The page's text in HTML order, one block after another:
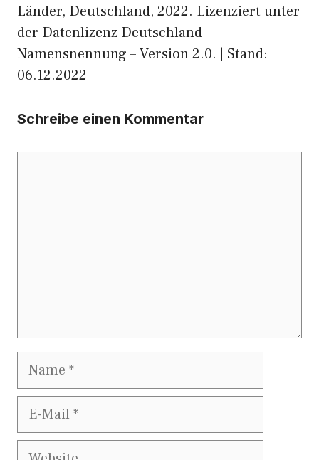
Länder, Deutschland, 2022. Lizenziert unter
der Datenlizenz Deutschland –
Namensnennung – Version 2.0. | Stand:
06.12.2022
Schreibe einen Kommentar
Name
E-
Website